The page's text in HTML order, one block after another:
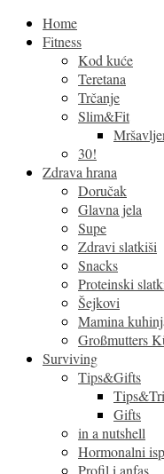
Home
Fitness
Kod kuće
Teretana
Trčanje
Slim&Fit
30!
Zdrava hrana
Doručak
Glavna jela
Supe
Zdravi slatkiši
Snacks
Proteinski
Šejkovi
Mamina
Großmutters
Surviving
Tips&Gifts
Gifts
in a nutshell
Hormonalni
Profil i anfas